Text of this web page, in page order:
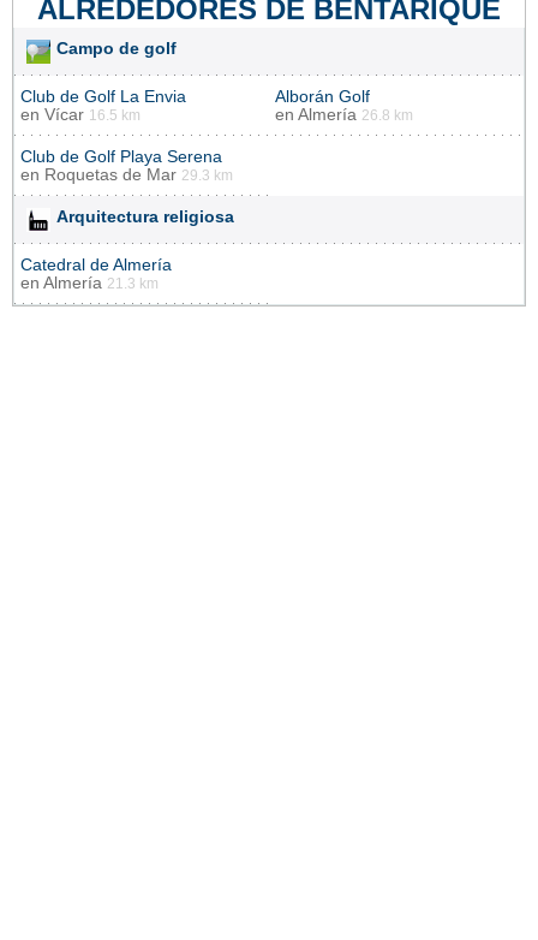
ALREDEDORES DE BENTARIQUE
Campo de golf
Club de Golf La Envia
en Vícar 16.5 km
Alborán Golf
en Almería 26.8 km
Club de Golf Playa Serena
en Roquetas de Mar 29.3 km
Arquitectura religiosa
Catedral de Almería
en Almería 21.3 km